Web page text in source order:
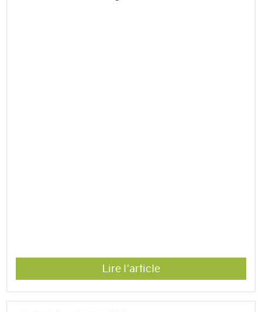
Lire l'article